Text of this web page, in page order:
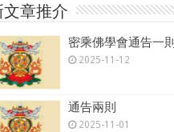
文章推介
密乘佛學會通告一則
2025-11-12
通告兩則
2025-11-01